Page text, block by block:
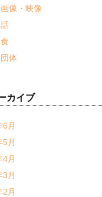
像・映像
体
カイブ
6月
5月
4月
3月
2月